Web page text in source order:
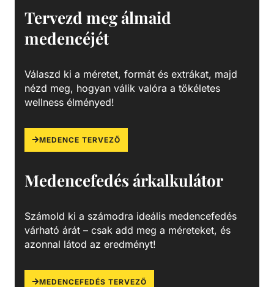
Szűrőtartály A medence vizének tisztaságát folyamatos
vízforgatással és szűréssel tudjuk fenn tartani. Az álló
vízben, melyet süt a nap, könnyedén elszaporodhatnak az
lehetnek. A szűrőtartály a vízforgató készülék segítségével
az egészen finom szennyeződéseket is kiszűrhetik a
vízből, amelyek így fennakadnak a szűrőközegen.
Tervezd meg álmaid
medencéjét
Válaszd ki a méretet, formát és extrákat, majd
nézd meg, hogyan válik valóra a tökéletes
wellness élményed!
MEDENCE TERVEZŐ
Medencefedés árkalkulátor
Számold ki a számodra ideális medencefedés
várható árát – csak add meg a méreteket, és
azonnal látod az eredményt!
MEDENCEFEDÉS TERVEZŐ